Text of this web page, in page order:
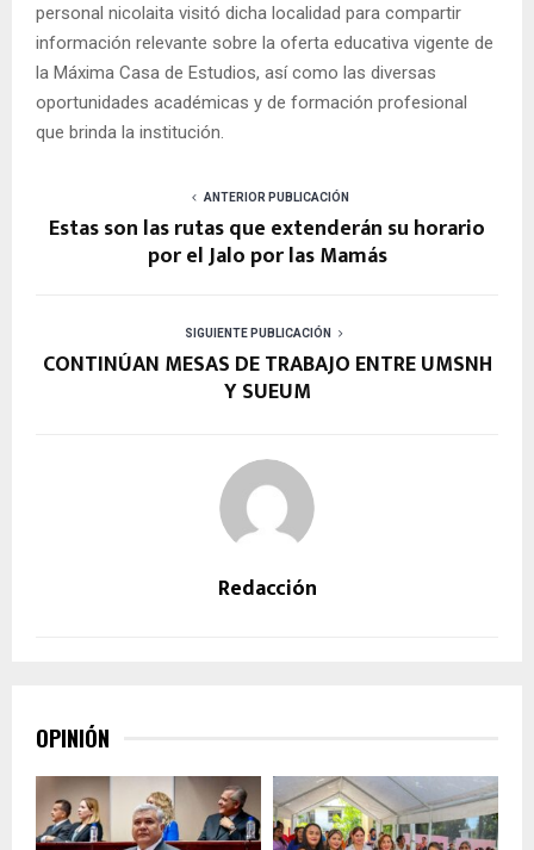
personal nicolaita visitó dicha localidad para compartir
información relevante sobre la oferta educativa vigente de
la Máxima Casa de Estudios, así como las diversas
oportunidades académicas y de formación profesional
que brinda la institución.
ANTERIOR PUBLICACIÓN
Estas son las rutas que extenderán su horario
por el Jalo por las Mamás
SIGUIENTE PUBLICACIÓN
CONTINÚAN MESAS DE TRABAJO ENTRE UMSNH
Y SUEUM
Redacción
OPINIÓN